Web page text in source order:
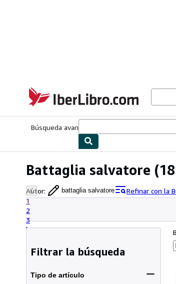
IberLibro.com
Búsqueda avanzada
Battaglia salvatore
Autor: battaglia salvatore
Refinar con la
1
2
3
Filtrar la búsqueda
Tipo de artículo